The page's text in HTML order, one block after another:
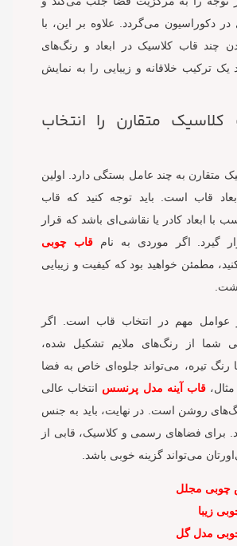
در دکوراسیون می‌گردد. علاوه بر این، با
چند قاب کلاسیک در ابعاد و رنگ‌های
یک ترکیب خلاقانه و زیبایی را به نمایش
متقارن را انتخاب
متقارن به چند عامل بستگی دارد. اولین
قاب است. باید توجه کنید که قاب
با ابعاد کادر یا نقاشی‌ای باشد که قرار
گیرد. اگر موردی به نام
قاب چوبی
مطمئن خواهید بود که کیفیت و زیبایی
عوامل مهم در انتخاب قاب است. اگر
شما از رنگ‌های ملایم تشکیل شده،
رنگ تیره، می‌تواند جلوه‌ای خاص به فضا
قاب آینه مدل پرنسس انتخاب عالی
روشن است. در نهایت، باید به جنس
برای فضاهای رسمی و کلاسیک، قابی از
می‌تواند گزینه خوبی باشد.
مجلل
زیبا
مدل گل